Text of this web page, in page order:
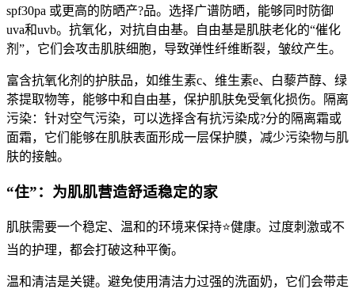
spf30pa 或更高的防晒产?品。选择广谱防晒，能够同时防御
uva和uvb。抗氧化，对抗自由基。自由基是肌肤老化的“催化
剂”，它们会攻击肌肤细胞，导致弹性纤维断裂，皱纹产生。
富含抗氧化剂的护肤品，如维生素c、维生素e、白藜芦醇、绿
茶提取物等，能够中和自由基，保护肌肤免受氧化损伤。隔离
污染：针对空气污染，可以选择含有抗污染成?分的隔离霜或
面霜，它们能够在肌肤表面形成一层保护膜，减少污染物与肌
肤的接触。
“住”：为肌肌营造舒适稳定的家
肌肤需要一个稳定、温和的环境来保持⭐健康。过度刺激或不
当的护理，都会打破这种平衡。
温和清洁是关键。避免使用清洁力过强的洗面奶，它们会带走